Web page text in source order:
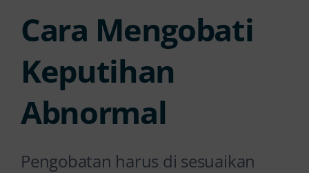
Cara Mengobati
Keputihan
Abnormal
Pengobatan harus di sesuaikan